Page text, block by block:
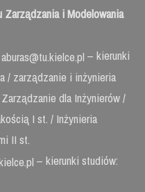
Zarządzania i Modelowania
aburas@tu.kielce.pl – kierunki
/ zarządzanie i inżynieria
dla Inżynierów /
I st. / Inżynieria
II st.
– kierunki studiów: